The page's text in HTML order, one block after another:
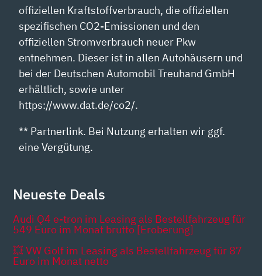
offiziellen Kraftstoffverbrauch, die offiziellen
spezifischen CO2-Emissionen und den
offiziellen Stromverbrauch neuer Pkw
entnehmen. Dieser ist in allen Autohäusern und
bei der Deutschen Automobil Treuhand GmbH
erhältlich, sowie unter
https://www.dat.de/co2/.
** Partnerlink. Bei Nutzung erhalten wir ggf.
eine Vergütung.
Neueste Deals
Audi Q4 e-tron im Leasing als Bestellfahrzeug für
549 Euro im Monat brutto [Eroberung]
💥 VW Golf im Leasing als Bestellfahrzeug für 87
Euro im Monat netto